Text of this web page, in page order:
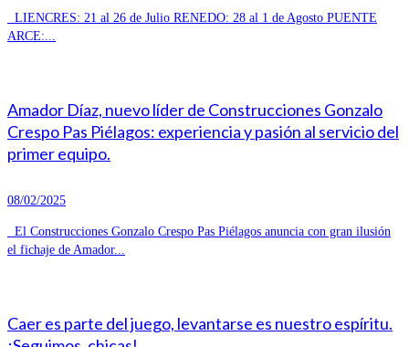
LIENCRES: 21 al 26 de Julio RENEDO: 28 al 1 de Agosto PUENTE
ARCE:...
Amador Díaz, nuevo líder de Construcciones Gonzalo
Crespo Pas Piélagos: experiencia y pasión al servicio del
primer equipo.
08/02/2025
El Construcciones Gonzalo Crespo Pas Piélagos anuncia con gran ilusión
el fichaje de Amador...
Caer es parte del juego, levantarse es nuestro espíritu.